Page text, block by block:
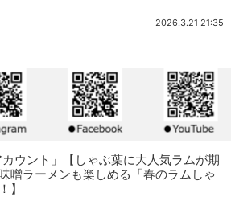
2026.3.21 21:35
カウント」【しゃぶ葉に大人気ラムが期
噌ラーメンも楽しめる「春のラムしゃ
】